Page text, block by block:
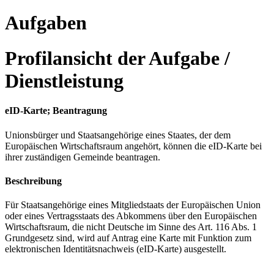
Aufgaben
Profilansicht der Aufgabe /
Dienstleistung
eID-Karte; Beantragung
Unionsbürger und Staatsangehörige eines Staates, der dem
Europäischen Wirtschaftsraum angehört, können die eID-Karte bei
ihrer zuständigen Gemeinde beantragen.
Beschreibung
Für Staatsangehörige eines Mitgliedstaats der Europäischen Union
oder eines Vertragsstaats des Abkommens über den Europäischen
Wirtschaftsraum, die nicht Deutsche im Sinne des Art. 116 Abs. 1
Grundgesetz sind, wird auf Antrag eine Karte mit Funktion zum
elektronischen Identitätsnachweis (eID-Karte) ausgestellt.